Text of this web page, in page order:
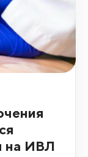
на ИВЛ